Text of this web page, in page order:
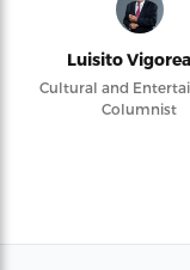
Luisito
Cultural and
Columnist